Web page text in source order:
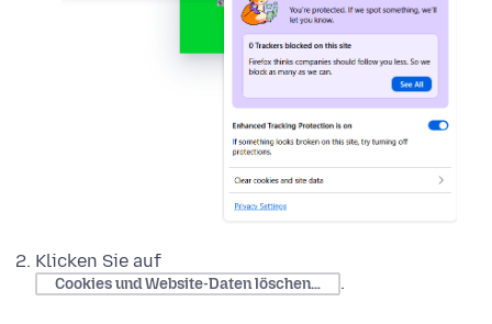
Klicken Sie auf
Cookies und Website-Daten löschen… .